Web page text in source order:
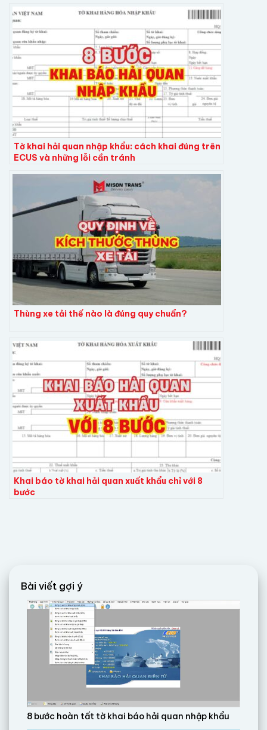
Tờ khai hải quan nhập khẩu: cách khai đúng trên
ECUS và những lỗi cần tránh
Thùng xe tải thế nào là đúng quy chuẩn?
Khai báo tờ khai hải quan xuất khẩu chỉ với 8
bước
Bài viết gợi ý
8 bước hoàn tất tờ khai báo hải quan nhập khẩu